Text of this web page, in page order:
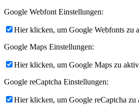
Google Webfont Einstellungen:
Hier klicken, um Google Webfonts zu
Google Maps Einstellungen:
Hier klicken, um Google Maps zu
Google reCaptcha Einstellungen:
Hier klicken, um Google reCaptcha zu